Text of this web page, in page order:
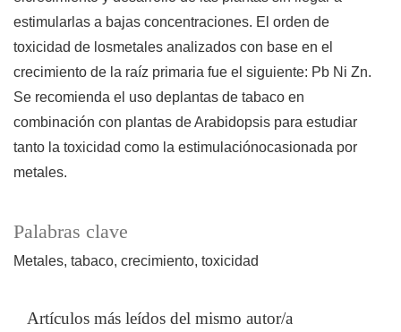
Palabras clave
Metales tabaco crecimiento toxicidad
estimularlas a bajas concentraciones. El orden de
toxicidad de losmetales analizados con base en el
crecimiento de la raíz primaria fue el siguiente: Pb Ni Zn.
Se recomienda el uso deplantas de tabaco en
combinación con plantas de Arabidopsis para estudiar
tanto la toxicidad como la estimulaciónocasionada por
metales.
Artículos más leídos del mismo autor/a